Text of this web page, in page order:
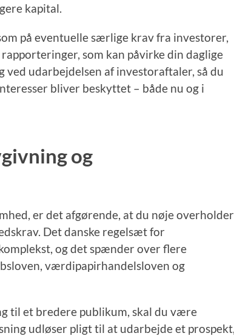
kapital.
på eventuelle særlige krav fra investorer,
som kan påvirke din daglige
udarbejdelsen af investoraftaler, så du
bliver beskyttet – både nu og i
og
er det afgørende, at du nøje overholder
Det danske regelsæt for
og det spænder over flere
værdipapirhandelsloven og
til et bredere publikum, skal du være
udløser pligt til at udarbejde et prospekt,